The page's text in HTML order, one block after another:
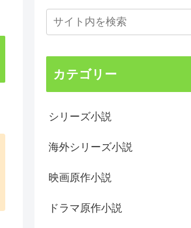
カテゴリー
シリーズ小説
海外シリーズ小説
映画原作小説
ドラマ原作小説